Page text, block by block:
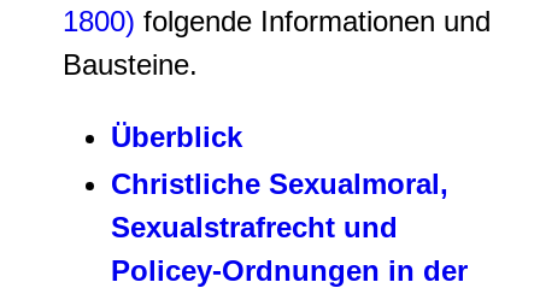
1800) folgende Informationen und
Bausteine.
Überblick
Christliche Sexualmoral,
Sexualstrafrecht und
Policey-Ordnungen in der